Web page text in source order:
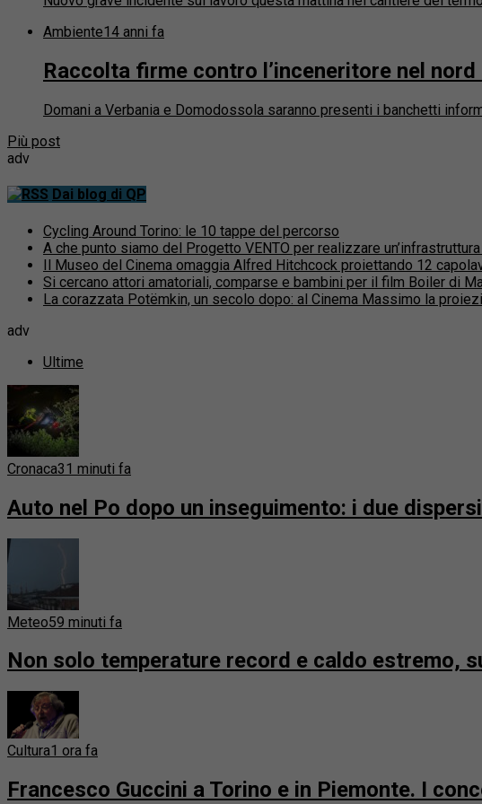
Ambiente14 anni fa
Raccolta firme contro l’inceneritore nel
Domani a Verbania e Domodossola saranno presenti i banchetti
Più post
adv
Dai blog di QP
Cycling Around Torino: le 10 tappe del percorso
A che punto siamo del Progetto VENTO per realizzare
Il Museo del Cinema omaggia Alfred Hitchcock proiettando 12
Si cercano attori amatoriali, comparse e bambini per il film Boiler di
La corazzata Potëmkin, un secolo dopo: al Cinema Massimo la
adv
Ultime
Cronaca31 minuti fa
Auto nel Po dopo un inseguimento: i due
Meteo59 minuti fa
Non solo temperature record e caldo estremo,
Cultura1 ora fa
Francesco Guccini a Torino e in Piemonte. I